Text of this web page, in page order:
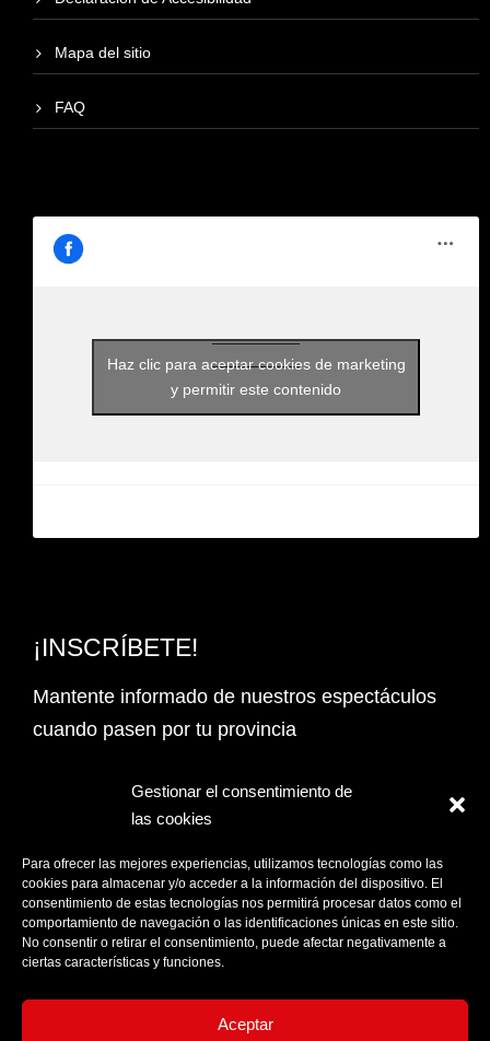
Gestionar el consentimiento de
las cookies
Para ofrecer las mejores experiencias, utilizamos tecnologías como las
cookies para almacenar y/o acceder a la información del dispositivo. El
consentimiento de estas tecnologías nos permitirá procesar datos como el
comportamiento de navegación o las identificaciones únicas en este sitio.
No consentir o retirar el consentimiento, puede afectar negativamente a
ciertas características y funciones.
Aceptar
Mapa del sitio
FAQ
Haz clic para aceptar cookies de marketing
y permitir este contenido
¡INSCRÍBETE!
Mantente informado de nuestros espectáculos
cuando pasen por tu provincia
Email Address*
PROVINCIA
Acepto laPolítica de privacidad